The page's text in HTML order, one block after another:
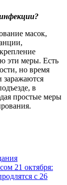
масок,
эти меры. Есть
но время
заражаются
в
простые меры
21 октября:
с 26